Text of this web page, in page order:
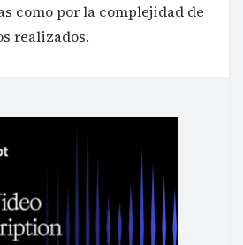
como por la complejidad de
realizados.